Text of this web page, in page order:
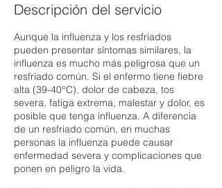
Descripción del servicio
Aunque la influenza y los resfriados
pueden presentar síntomas similares, la
influenza es mucho más peligrosa que un
resfriado común. Si el enfermo tiene fiebre
alta (39-40°C), dolor de cabeza, tos
severa, fatiga extrema, malestar y dolor, es
posible que tenga influenza. A diferencia
de un resfriado común, en muchas
personas la influenza puede causar
enfermedad severa y complicaciones que
ponen en peligro la vida.